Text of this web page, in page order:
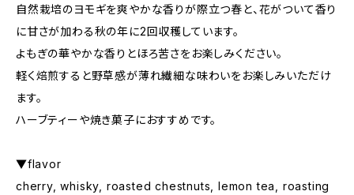
自然栽培のヨモギを爽やかな香りが際立つ春と、花がついて香り
に甘さが加わる秋の年に2回収穫しています。
よもぎの華やかな香りとほろ苦さをお楽しみください。
軽く焙煎すると野草感が薄れ繊細な味わいをお楽しみいただけ
ます。
ハーブティーや焼き菓子におすすめです。
▼flavor
cherry, whisky, roasted chestnuts, lemon tea, roasting